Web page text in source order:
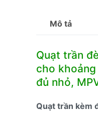
Mô tả
Quạt trần
cho
đủ nhỏ,
Quạt trần kèm